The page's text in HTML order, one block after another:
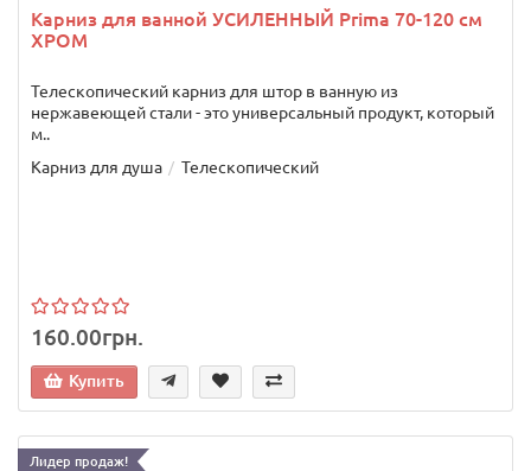
Карниз для ванной УСИЛЕННЫЙ Prima 70-120 см
ХРОМ
Телескопический карниз для штор в ванную из
нержавеющей стали - это универсальный продукт, который
м..
Карниз для душа
Телескопический
160.00грн.
Купить
Лидер продаж!